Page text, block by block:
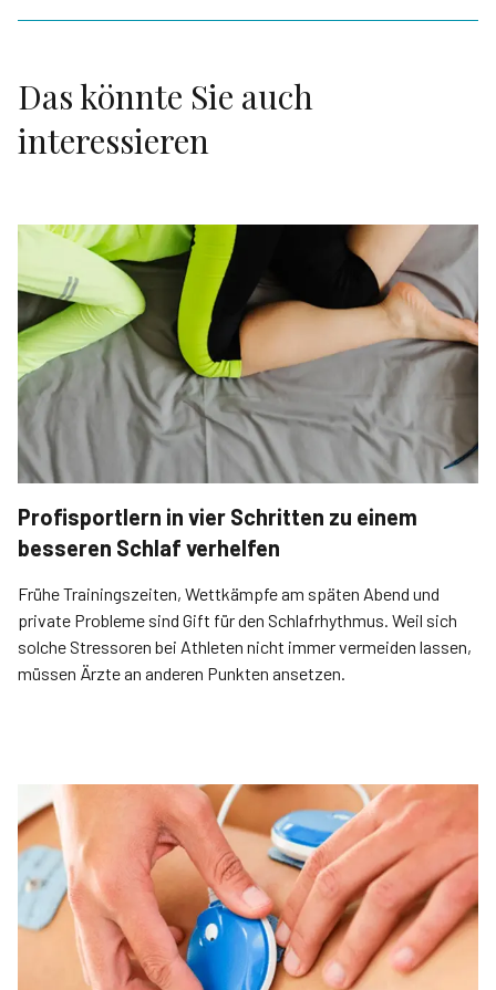
Das könnte Sie auch
interessieren
Profisportlern in vier Schritten zu einem
besseren Schlaf verhelfen
Frühe Trainingszeiten, Wettkämpfe am späten Abend und
private Probleme sind Gift für den Schlafrhythmus. Weil sich
solche Stressoren bei Athleten nicht immer vermeiden lassen,
müssen Ärzte an anderen Punkten ansetzen.